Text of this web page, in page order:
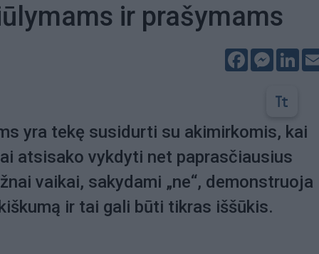
ir prašymams
Facebook
yra tekę susidurti su akimirkomis, kai
atsisako vykdyti net paprasčiausius
vaikai, sakydami „ne“, demonstruoja
ir tai gali būti tikras iššūkis.